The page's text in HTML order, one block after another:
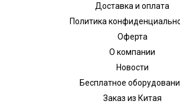
Доставка и оплата
Политика
Оферта
О компании
Новости
Бесплатное
Заказ из Китая